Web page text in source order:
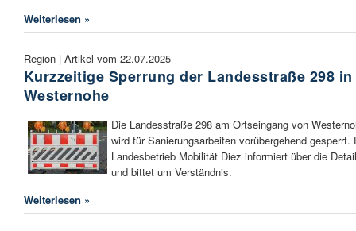
Weiterlesen »
Region | Artikel vom 22.07.2025
Kurzzeitige Sperrung der Landesstraße 298 in
Westernohe
Die Landesstraße 298 am Ortseingang von
wird für Sanierungsarbeiten vorübergehend gesperrt.
Landesbetrieb Mobilität Diez informiert über die
und bittet um Verständnis.
Weiterlesen »